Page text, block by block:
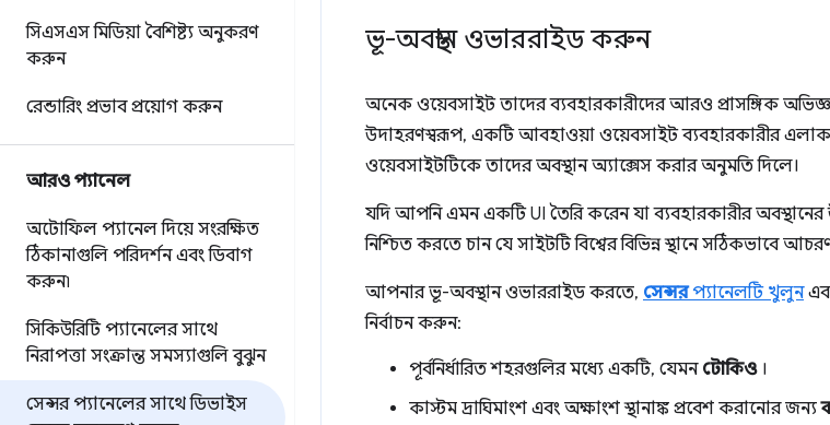
সিএসএস মিডিয়া বৈশিষ্ট্য অনুকরণ
করুন
রেন্ডারিং প্রভাব প্রয়োগ করুন
আরও প্যানেল
অটোফিল প্যানেল দিয়ে সংরক্ষিত
ঠিকানাগুলি পরিদর্শন এবং ডিবাগ
করুন৷
সিকিউরিটি প্যানেলের সাথে
নিরাপত্তা সংক্রান্ত সমস্যাগুলি বুঝুন
সেন্সর প্যানেলের সাথে ডিভাইস
ভূ-অবস্থান ওভাররাইড করুন
অনেক ওয়েবসাইট তাদের ব্যবহারকারীদের আরও প্রাসঙ্গিক
উদাহরণস্বরূপ, একটি আবহাওয়া ওয়েবসাইট ব্যবহারকারীর
ওয়েবসাইটটিকে তাদের অবস্থান অ্যাক্সেস করার অনুমতি দিলে।
যদি আপনি এমন একটি UI তৈরি করেন যা ব্যবহারকারীর
নিশ্চিত করতে চান যে সাইটটি বিশ্বের বিভিন্ন স্থানে সঠিকভাবে
আপনার ভূ-অবস্থান ওভাররাইড করতে, সেন্সরপ্যানেলটি খুলুন
নির্বাচন করুন:
পূর্বনির্ধারিত শহরগুলির মধ্যে একটি, যেমন টোকিও।
কাস্টম দ্রাঘিমাংশ এবং অক্ষাংশ স্থানাঙ্ক প্রবেশ করানোর জন্য